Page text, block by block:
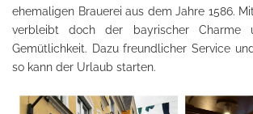
ehemaligen Brauerei aus dem Jahre 1586.
verbleibt doch der bayrischer Charme
Gemütlichkeit. Dazu freundlicher Service
so kann der Urlaub starten.